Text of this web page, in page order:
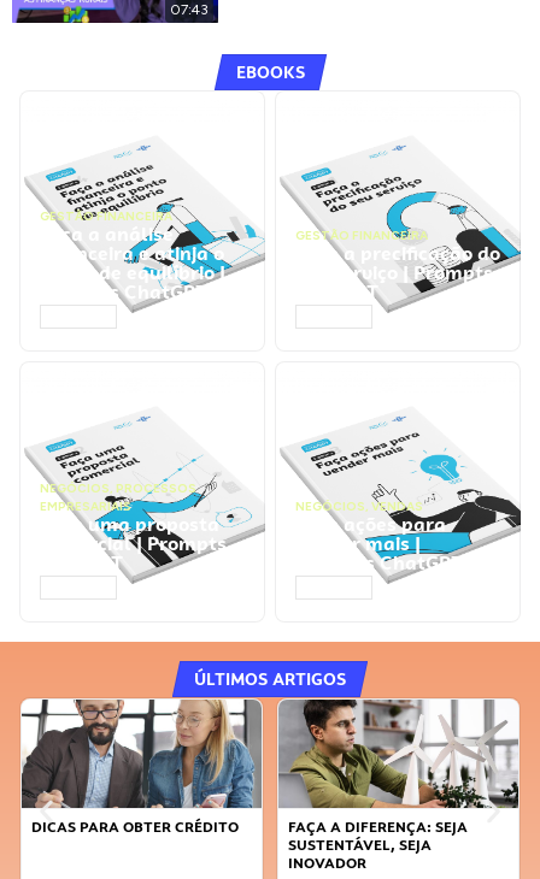
07:43
EBOOKS
GESTÃO FINANCEIRA
Faça a análise
financeira e atinja o
ponto de equilíbrio |
Prompts ChatGPT
GESTÃO FINANCEIRA
Faça a precificação do
seu serviço | Prompts
ChatGPT
NEGÓCIOS, PROCESSOS
EMPRESARIAIS
Faça uma proposta
comercial | Prompts
ChatGPT
NEGÓCIOS, VENDAS
Faça ações para
vender mais |
Prompts ChatGPT
ÚLTIMOS ARTIGOS
DICAS PARA OBTER CRÉDITO
FAÇA A DIFERENÇA: SEJA
SUSTENTÁVEL, SEJA
INOVADOR